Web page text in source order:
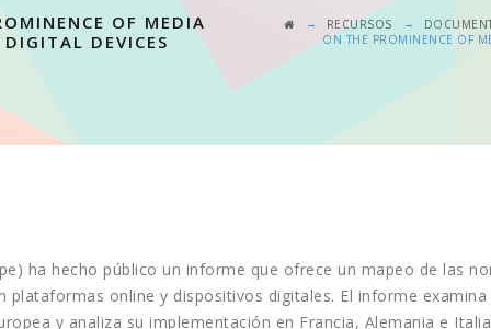
OF MEDIA
DEVICES
→ RECURSOS →
ON THE PROMINENCE OF
ha hecho público un informe que ofrece un mapeo de las
online y dispositivos digitales. El informe
y analiza su implementación en Francia, Alemania e